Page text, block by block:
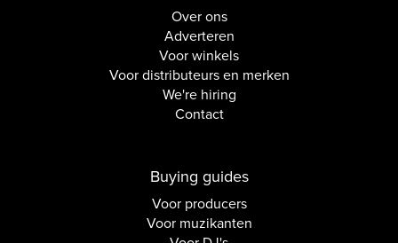
Over ons
Adverteren
Voor winkels
Voor distributeurs en merken
We're hiring
Contact
Buying guides
Voor producers
Voor muzikanten